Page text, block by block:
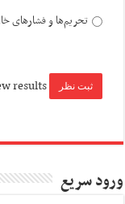
تحریم‌ها و فشارهای
results
ورود سریع